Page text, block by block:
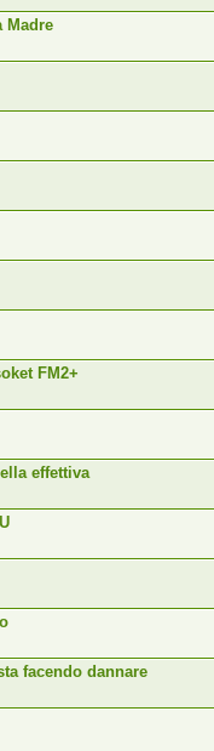
Madre
FM2+
effettiva
facendo dannare